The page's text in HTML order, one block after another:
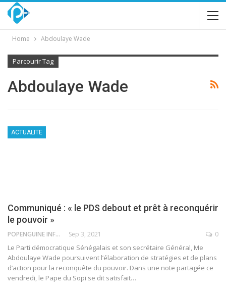
Home Abdoulaye Wade
Parcourir Tag
Abdoulaye Wade
ACTUALITE
Communiqué : « le PDS debout et prêt à reconquérir
le pouvoir »
POPENGUINE INFO Sep 3, 2021 0
Le Parti démocratique Sénégalais et son secrétaire Général, Me
Abdoulaye Wade poursuivent l’élaboration de stratégies et de plans
d’action pour la reconquête du pouvoir. Dans une note partagée ce
vendredi, le Pape du Sopi se dit satisfait…